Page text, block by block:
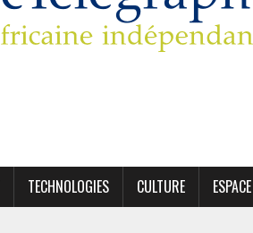
TECHNOLOGIES CULTURE